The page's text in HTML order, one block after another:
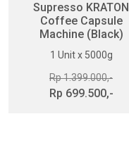
Supresso KRATON
Coffee Capsule
Machine (Black)
1 Unit x 5000g
Rp 1.399.000,-
Rp 699.500,-